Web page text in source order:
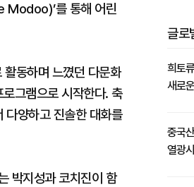
Modoo)’를 통해 어린
동하며 느꼈던 다문화
그램으로 시작한다. 축
다양하고 진솔한 대화를
박지성과 코치진이 함
글로
희토
새로
중국
열광